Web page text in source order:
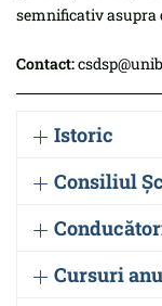
semnificativ
Contact:
Istoric
Consiliul
Cursuri